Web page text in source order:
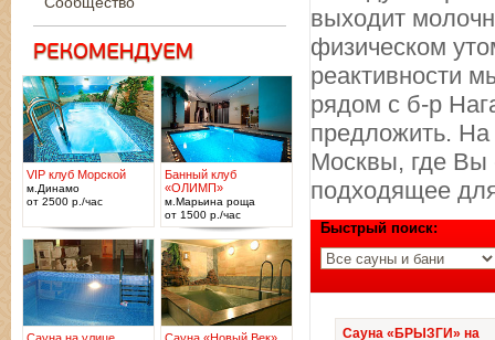
выходит
физическом
реактивности
рядом с б-р
предложить. На
Москвы, где Вы
подходящее
Быстрый поиск:
Сауна «БРЫЗГИ» на
VIP клуб Морской
м.Динамо
от 2500 р./час
Банный клуб
«ОЛИМП»
м.Марьина роща
от 1500 р./час